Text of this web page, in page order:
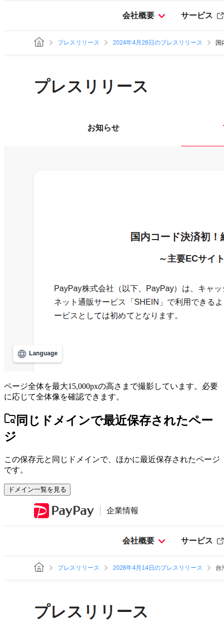
ページ全体を最大15,000pxの高さまで撮影しています。必要
に応じて全体像を確認できます。
同じドメインで最近保存されたペー
ジ
この保存元と同じドメインで、ほかに最近保存されたページ
です。
ドメイン一覧を見る